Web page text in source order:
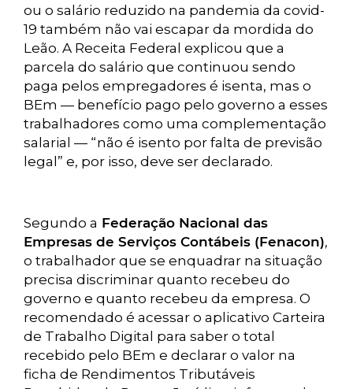
ou o salário reduzido na pandemia da covid-
19 também não vai escapar da mordida do
Leão. A Receita Federal explicou que a
parcela do salário que continuou sendo
paga pelos empregadores é isenta, mas o
BEm — benefício pago pelo governo a esses
trabalhadores como uma complementação
salarial — “não é isento por falta de previsão
legal” e, por isso, deve ser declarado.
Segundo a Federação Nacional das
Empresas de Serviços Contábeis (Fenacon),
o trabalhador que se enquadrar na situação
precisa discriminar quanto recebeu do
governo e quanto recebeu da empresa. O
recomendado é acessar o aplicativo Carteira
de Trabalho Digital para saber o total
recebido pelo BEm e declarar o valor na
ficha de Rendimentos Tributáveis